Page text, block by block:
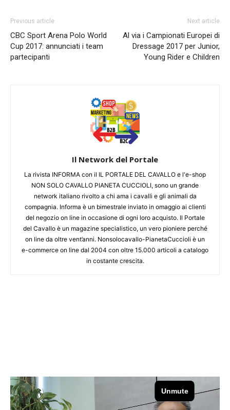
Previous article
CBC Sport Arena Polo World
Cup 2017: annunciati i team
partecipanti
Next article
Al via i Campionati Europei di
Dressage 2017 per Junior,
Young Rider e Children
Il Network del Portale
La rivista INFORMA con il IL PORTALE DEL CAVALLO e l'e-shop
NON SOLO CAVALLO PIANETA CUCCIOLI, sono un grande
network italiano rivolto a chi ama i cavalli e gli animali da
compagnia. Informa è un bimestrale inviato in omaggio ai clienti
del negozio on line in occasione di ogni loro acquisto. Il Portale
del Cavallo è un magazine specialistico, un vero pioniere perché
on line da oltre vent’anni. Nonsolocavallo-PianetaCuccioli è un
e-commerce on line dal 2004 con oltre 15.000 articoli a catalogo
in costante crescita.